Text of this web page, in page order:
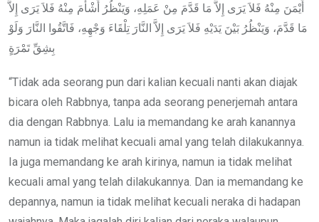
أَيْمَنَ مِنْهُ فَلاَ يَرَى إِلاَّ مَا قَدَّمَ مِنْ عَمَلِهِ، وَيَنْظُرُ أَشْأَمَ مِنْهُ فَلاَ يَرَى إِلاَّ
مَا قَدَّمَ، وَيَنْظُرُ بَيْنَ يَدَيْهِ فَلاَ يَرَى إِلاَّ النَّارَ تِلْقَاءَ وَجْهِهِ، فَاتَّقُوا النَّارَ وَلَوْ
بِشِقِّ تَمْرَةٍ
“Tidak ada seorang pun dari kalian kecuali nanti akan diajak
bicara oleh Rabbnya, tanpa ada seorang penerjemah antara
dia dengan Rabbnya. Lalu ia memandang ke arah kanannya
namun ia tidak melihat kecuali amal yang telah dilakukannya.
Ia juga memandang ke arah kirinya, namun ia tidak melihat
kecuali amal yang telah dilakukannya. Dan ia memandang ke
depannya, namun ia tidak melihat kecuali neraka di hadapan